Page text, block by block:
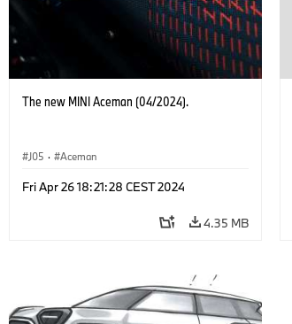
The new MINI Aceman (04/2024).
J05 · Aceman
Fri Apr 26 18:21:28 CEST 2024
4.35 MB